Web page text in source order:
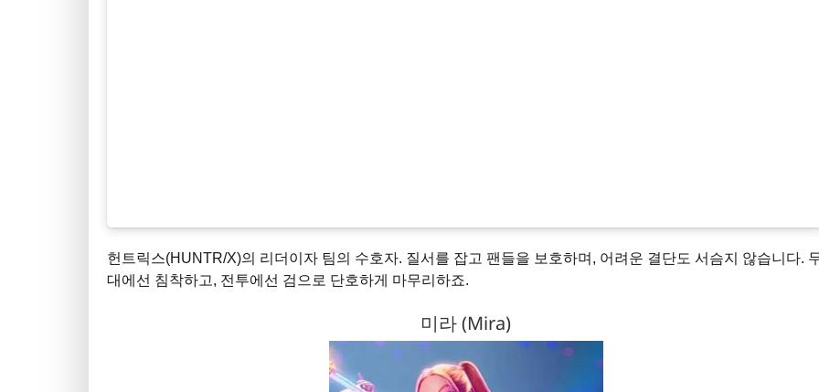
헌트릭스(HUNTR/X)의 리더이자 팀의 수호자. 질서를 잡고 팬들을 보호하며, 어려운 결단도 서슴지 않습니다.
대에선 침착하고, 전투에선 검으로 단호하게 마무리하죠.
미라 (Mira)